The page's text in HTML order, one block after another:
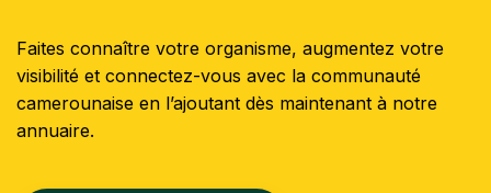
Faites connaître votre organisme, augmentez votre
visibilité et connectez-vous avec la communauté
camerounaise en l’ajoutant dès maintenant à notre
annuaire.